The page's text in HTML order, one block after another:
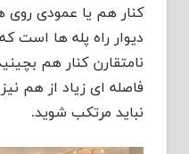
کنار هم یا عمودی روی
دیوار راه پله ها است
نامتقارن کنار هم
فاصله ای زیاد از هم
نباید مرتکب شوید.